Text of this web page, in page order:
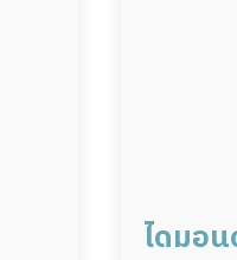
ไดมอ